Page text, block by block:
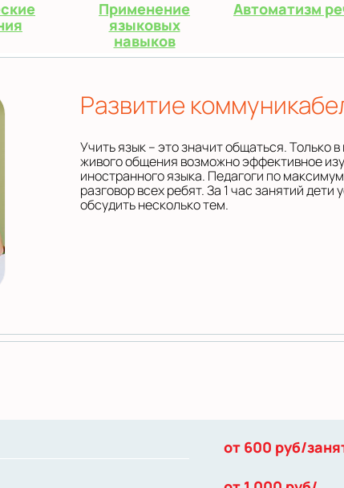
Применение
языковых
навыков
Автоматизм
Развитие
Учить язык – это значит общаться. Только
живого общения возможно эффективное
иностранного языка. Педагоги по
разговор всех ребят. За 1 час занятий дети
обсудить несколько тем.
от 600 руб/